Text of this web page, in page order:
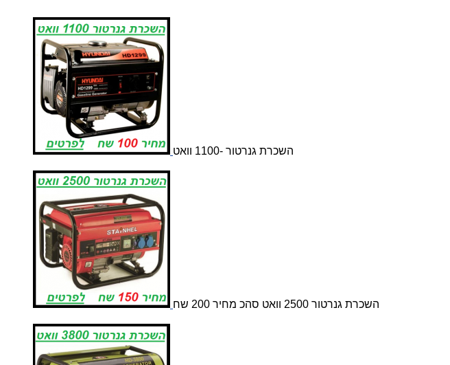
השכרת גנרטור -1100 וואט
השכרת גנרטור 2500 וואט סהכ מחיר 200 שח